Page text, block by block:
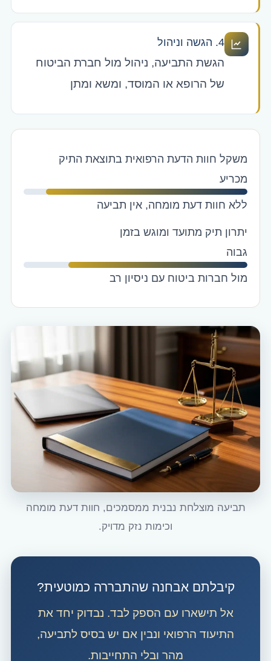
4. הגשה וניהול
הגשת התביעה, ניהול מול חברת הביטוח
של הרופא או המוסד, ומשא ומתן
משקל חוות הדעת הרפואית בתוצאת התיק
מכריע
ללא חוות דעת מומחה, אין תביעה
יתרון תיק מתועד ומוגש בזמן
גבוה
מול חברות ביטוח עם ניסיון רב
תביעה מוצלחת נבנית ממסמכים, חוות דעת מומחה
וכימות נזק מדויק.
קיבלתם אבחנה שהתבררה כמוטעית?
אל תישארו עם הספק לבד. נבדוק יחד את
התיעוד הרפואי ונבין אם יש בסיס לתביעה,
מהר ובלי התחייבות.